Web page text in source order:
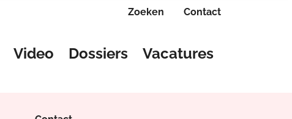
Zoeken Contact
Video Dossiers Vacatures